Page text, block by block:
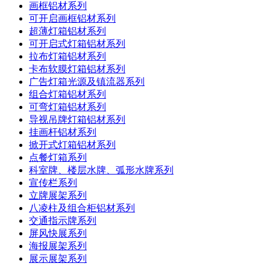
画框铝材系列
可开启画框铝材系列
超薄灯箱铝材系列
可开启式灯箱铝材系列
拉布灯箱铝材系列
卡布软膜灯箱铝材系列
广告灯箱光源及镇流器系列
组合灯箱铝材系列
可弯灯箱铝材系列
导视吊牌灯箱铝材系列
挂画杆铝材系列
掀开式灯箱铝材系列
点餐灯箱系列
科室牌、楼层水牌、弧形水牌系列
宣传栏系列
立牌展架系列
八凌柱及组合柜铝材系列
交通指示牌系列
屏风快展系列
海报展架系列
展示展架系列